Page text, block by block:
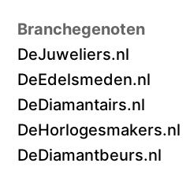
Branchegenoten
DeJuweliers.nl
DeEdelsmeden.nl
DeDiamantairs.nl
DeHorlogesmakers.nl
DeDiamantbeurs.nl